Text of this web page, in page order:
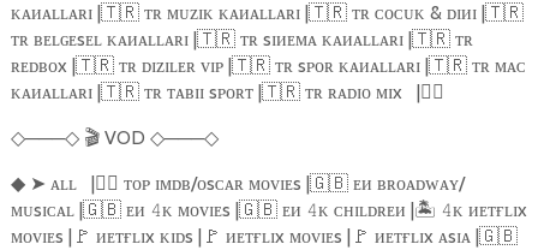
ᴋᴀᴎᴀʟʟᴀʀɪ |🇹🇷ᴛʀ ᴍᴜᴢɪᴋ ᴋᴀᴎᴀʟʟᴀʀɪ |🇹🇷ᴛʀ ᴄᴏᴄᴜᴋ & ᴅɪᴎɪ |🇹🇷
ᴛʀ ʙᴇʟɢᴇsᴇʟ ᴋᴀᴎᴀʟʟᴀʀɪ |🇹🇷ᴛʀ sɪᴎᴇᴍᴀ ᴋᴀᴎᴀʟʟᴀʀɪ |🇹🇷ᴛʀ
ʀᴇᴅʙᴏx |🇹🇷ᴛʀ ᴅɪᴢɪʟᴇʀ ᴠɪᴘ |🇹🇷ᴛʀ sᴘᴏʀ ᴋᴀᴎᴀʟʟᴀʀɪ |🇹🇷ᴛʀ ᴍᴀᴄ
ᴋᴀᴎᴀʟʟᴀʀɪ |🇹🇷ᴛʀ ᴛᴀʙɪɪ sᴘᴏʀᴛ |🇹🇷ᴛʀ ʀᴀᴅɪᴏ ᴍɪx |🏴‍☠️
◇───◇ 🎬VOD ◇───◇
◆ ➤ ᴀʟʟ |🏴‍☠️ ᴛᴏᴘ ɪᴍᴅʙ/ᴏsᴄᴀʀ ᴍᴏᴠɪᴇs |🇬🇧ᴇᴎ ʙʀᴏᴀᴅᴡᴀʏ/
ᴍᴜsɪᴄᴀʟ |🇬🇧ᴇᴎ 𝟺ᴋ ᴍᴏᴠɪᴇs |🇬🇧ᴇᴎ 𝟺ᴋ ᴄʜɪʟᴅʀᴇᴎ |🏝️️ 𝟺ᴋ ᴎᴇᴛғʟɪx
ᴍᴏᴠɪᴇs | 🚩 ᴎᴇᴛғʟɪx ᴋɪᴅs | 🚩 ᴎᴇᴛғʟɪx ᴍᴏᴠɪᴇs | 🚩 ᴎᴇᴛғʟɪx ᴀsɪᴀ |🇬🇧